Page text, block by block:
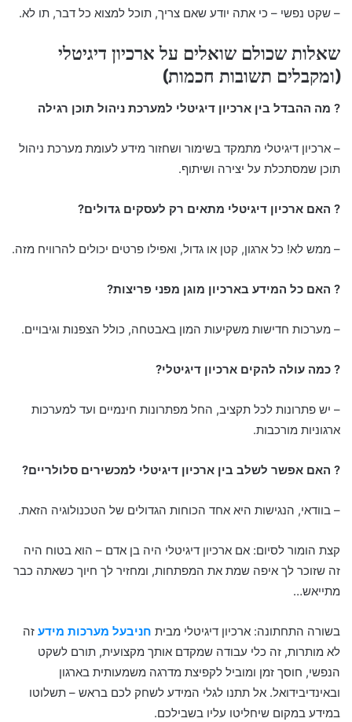
– שקט נפשי – כי אתה יודע שאם צריך, תוכל למצוא כל דבר, תו לא.
שאלות שכולם שואלים על ארכיון דיגיטלי
(ומקבלים תשובות חכמות)
? מה ההבדל בין ארכיון דיגיטלי למערכת ניהול תוכן רגילה
– ארכיון דיגיטלי מתמקד בשימור ושחזור מידע לעומת מערכת ניהול
תוכן שמסתכלת על יצירה ושיתוף.
? האם ארכיון דיגיטלי מתאים רק לעסקים גדולים?
– ממש לא! כל ארגון, קטן או גדול, ואפילו פרטים יכולים להרוויח מזה.
? האם כל המידע בארכיון מוגן מפני פריצות?
– מערכות חדישות משקיעות המון באבטחה, כולל הצפנות וגיבויים.
? כמה עולה להקים ארכיון דיגיטלי?
– יש פתרונות לכל תקציב, החל מפתרונות חינמיים ועד למערכות
ארגוניות מורכבות.
? האם אפשר לשלב בין ארכיון דיגיטלי למכשירים סלולריים?
– בוודאי, הנגישות היא אחד הכוחות הגדולים של הטכנולוגיה הזאת.
קצת הומור לסיום: אם ארכיון דיגיטלי היה בן אדם – הוא בטוח היה
זה שזוכר לך איפה שמת את המפתחות, ומחזיר לך חיוך כשאתה כבר
מתייאש…
בשורה התחתונה: ארכיון דיגיטלי מבית חניבעל מערכות מידע זה
לא מותרות, זה כלי עבודה שמקדם אותך מקצועית, תורם לשקט
הנפשי, חוסך זמן ומוביל לקפיצת מדרגה משמעותית בארגון
ובאינדיבידואל. אל תתנו לגלי המידע לשחק לכם בראש – תשלוטו
במידע במקום שיחליטו עליו בשבילכם.